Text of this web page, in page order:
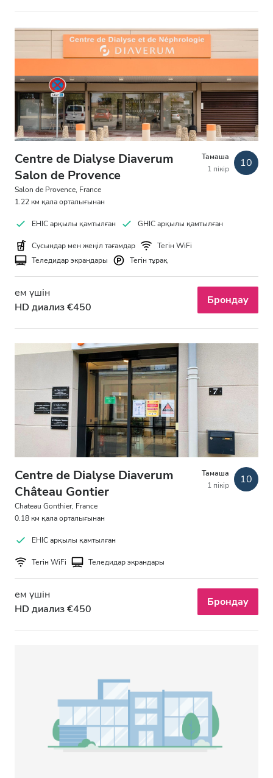
Тегін WiFi
Теледидар экрандары
Тегін трансфер
Тегін тұрақ
Баға
0 - 100 EUR
100 - 200 EUR
200 - 300 EUR
300+ EUR
Түстен кейін
Кеш
Рейтинг
Өте жақсы
Тамаша
Centre de Dialyse Diaverum
Salon de Provence
Salon de Provence, France
1.22 км қала орталығынан
Тамаша
1 пікір
10
EHIC арқылы қамтылған GHIC арқылы қамтылған
Сусындар мен жеңіл тағамдар
Тегін WiFi
Теледидар экрандары
Тегін тұрақ
ем үшін
HD диализ €450
Брондау
Centre de Dialyse Diaverum
Château Gontier
Chateau Gonthier, France
0.18 км қала орталығынан
Тамаша
1 пікір
10
EHIC арқылы қамтылған
Тегін WiFi Теледидар экрандары
ем үшін
HD диализ €450
Брондау